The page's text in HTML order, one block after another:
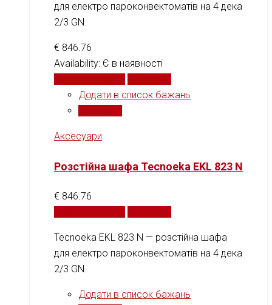
для електро пароконвектоматів на 4 дека
2/3 GN.
€ 846.76
Availability: Є в наявності
Додати в список бажань
Аксесуари
Розстійна шафа Tecnoeka EKL 823 N
€ 846.76
Tecnoeka EKL 823 N — розстійна шафа
для електро пароконвектоматів на 4 дека
2/3 GN.
Додати в список бажань